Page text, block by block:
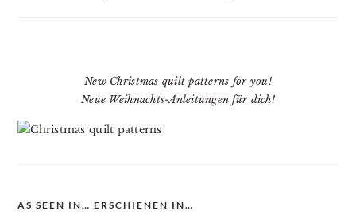
New Christmas quilt patterns for you!
Neue Weihnachts-Anleitungen für dich!
AS SEEN IN… ERSCHIENEN IN…